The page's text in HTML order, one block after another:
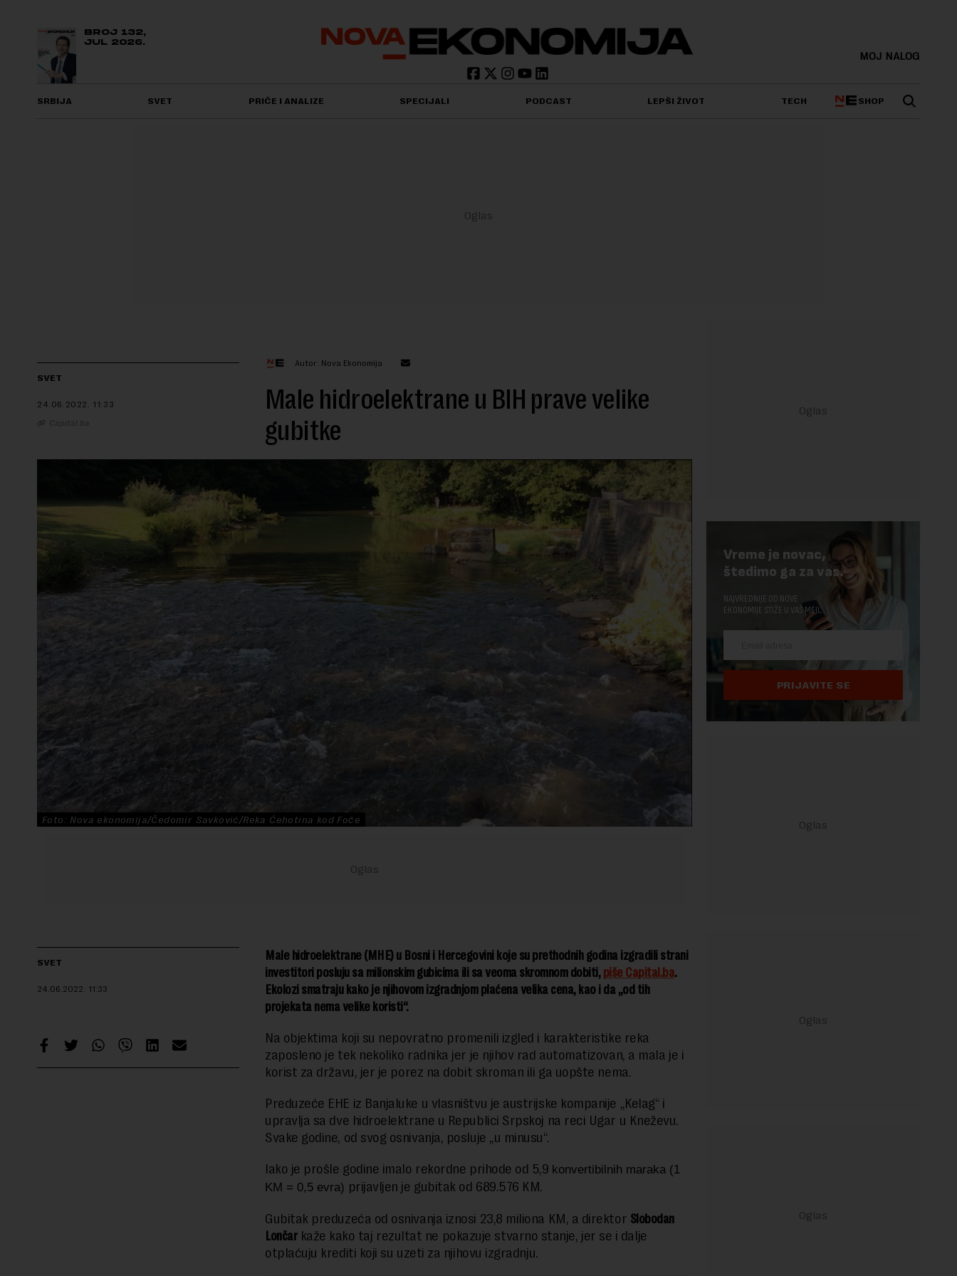
BROJ 132,
JUL 2026.
MOJ NALOG
SRBIJA SVET PRIČE I ANALIZE SPECIJALI PODCAST LEPŠI ŽIVOT TECH SHOP
SVET
24.06.2022. 11:33
Capital.ba
Autor: Nova Ekonomija
Male hidroelektrane u BIH prave velike
gubitke
Foto: Nova ekonomija/Čedomir Savković/Reka Ćehotina kod Foče
SVET
24.06.2022. 11:33
Male hidroelektrane (MHE) u Bosni i Hercegovini koje su prethodnih godina izgradili strani
investitori posluju sa milionskim gubicima ili sa veoma skromnom dobiti, piše Capital.ba.
Ekolozi smatraju kako je njihovom izgradnjom plaćena velika cena, kao i da „od tih
projekata nema velike koristi“.
Na objektima koji su nepovratno promenili izgled i karakteristike reka
zaposleno je tek nekoliko radnika jer je njihov rad automatizovan, a mala je i
korist za državu, jer je porez na dobit skroman ili ga uopšte nema.
Preduzeće EHE iz Banjaluke u vlasništvu je austrijske kompanije „Kelag“ i
upravlja sa dve hidroelektrane u Republici Srpskoj na reci Ugar u Kneževu.
Svake godine, od svog osnivanja, posluje „u minusu“.
Iako je prošle godine imalo rekordne prihode od 5,9 konvertibilnih maraka (1
KM = 0,5 evra) prijavljen je gubitak od 689.576 KM.
Gubitak preduzeća od osnivanja iznosi 23,8 miliona KM, a direktor Slobodan
Lončarkaže kako taj rezultat ne pokazuje stvarno stanje, jer se i dalje
otplaćuju krediti koji su uzeti za njihovu izgradnju.
Vreme je novac,
štedimo ga za vas.
NAJVREDNIJE OD NOVE
EKONOMIJE STIŽE U VAŠ MEJL.
PRIJAVITE SE